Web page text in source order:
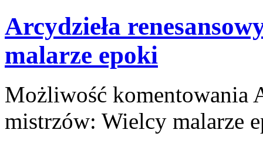
Arcydzieła
malarze epoki
Możliwość komentowania
mistrzów: Wielcy malarze